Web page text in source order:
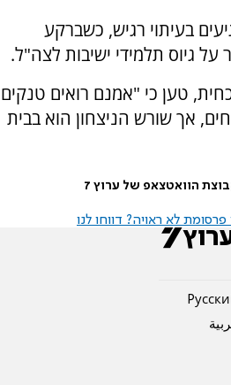
בעיתוי רגיש, כשברקע
על גיוס תלמידי ישיבות לצה"ל.
טען כי "אמנם רואים טנקים
אך שורש הניצחון הוא בבית
הוואטצאפ של ערוץ 7
לא ראויה? דווחו לנו